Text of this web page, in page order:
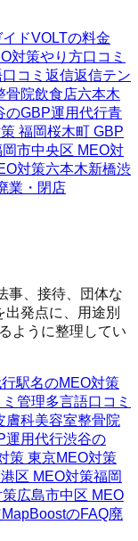
ドVOLTの料金
対策やり方口コミ
口コミ返信返信テン
骨院飲食店六本木
のGBP運用代行青
福岡桜木町 GBP
岡市中央区 MEO対
対策六本木新橋渋
業・閉店
事、接待、団体な
発点に、用途別
ように整理してい
駅名のMEO対策
ミ管理多言語口コミ
膚科美容室整骨院
運用代行渋谷の
策 東京MEO対策
港区 MEO対策福岡
策広島市中区 MEO
MapBoostのFAQ廃